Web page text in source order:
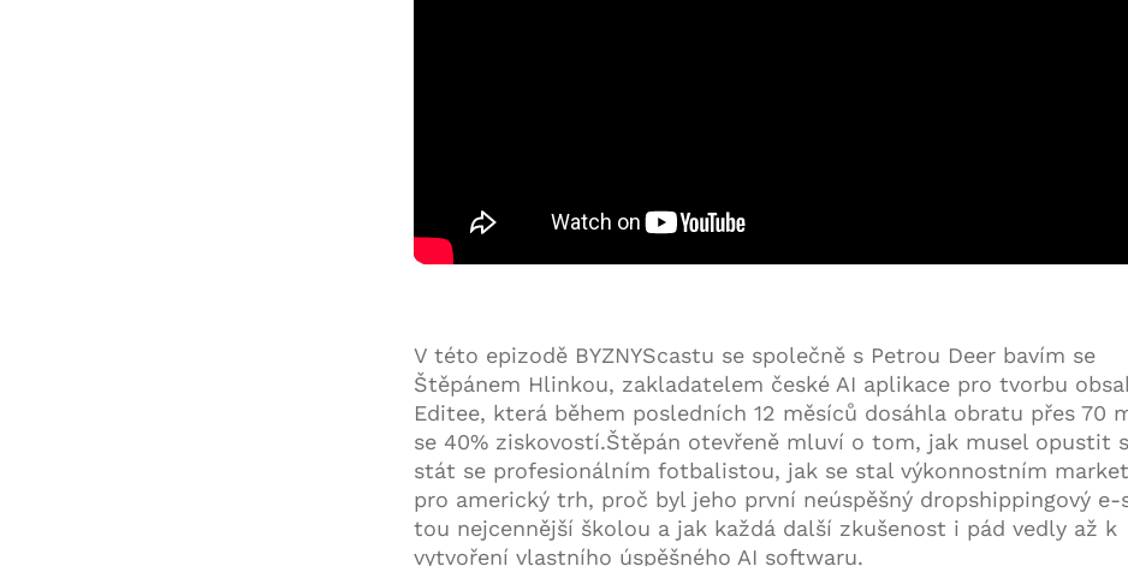
V této epizodě BYZNYScastu se společně s Petrou Deer bavím se
Štěpánem Hlinkou, zakladatelem české AI aplikace pro tvorbu
Editee, která během posledních 12 měsíců dosáhla obratu přes 70
se 40% ziskovostí.Štěpán otevřeně mluví o tom, jak musel opustit
stát se profesionálním fotbalistou, jak se stal výkonnostním
pro americký trh, proč byl jeho první neúspěšný dropshippingový e-
tou nejcennější školou a jak každá další zkušenost i pád vedly až k
vytvoření vlastního úspěšného AI softwaru.